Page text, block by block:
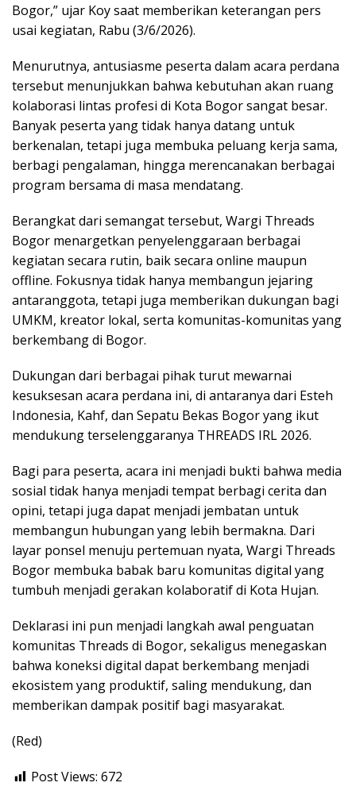
Bogor,” ujar Koy saat memberikan keterangan pers
usai kegiatan, Rabu (3/6/2026).
Menurutnya, antusiasme peserta dalam acara perdana
tersebut menunjukkan bahwa kebutuhan akan ruang
kolaborasi lintas profesi di Kota Bogor sangat besar.
Banyak peserta yang tidak hanya datang untuk
berkenalan, tetapi juga membuka peluang kerja sama,
berbagi pengalaman, hingga merencanakan berbagai
program bersama di masa mendatang.
Berangkat dari semangat tersebut, Wargi Threads
Bogor menargetkan penyelenggaraan berbagai
kegiatan secara rutin, baik secara online maupun
offline. Fokusnya tidak hanya membangun jejaring
antaranggota, tetapi juga memberikan dukungan bagi
UMKM, kreator lokal, serta komunitas-komunitas yang
berkembang di Bogor.
Dukungan dari berbagai pihak turut mewarnai
kesuksesan acara perdana ini, di antaranya dari Esteh
Indonesia, Kahf, dan Sepatu Bekas Bogor yang ikut
mendukung terselenggaranya THREADS IRL 2026.
Bagi para peserta, acara ini menjadi bukti bahwa media
sosial tidak hanya menjadi tempat berbagi cerita dan
opini, tetapi juga dapat menjadi jembatan untuk
membangun hubungan yang lebih bermakna. Dari
layar ponsel menuju pertemuan nyata, Wargi Threads
Bogor membuka babak baru komunitas digital yang
tumbuh menjadi gerakan kolaboratif di Kota Hujan.
Deklarasi ini pun menjadi langkah awal penguatan
komunitas Threads di Bogor, sekaligus menegaskan
bahwa koneksi digital dapat berkembang menjadi
ekosistem yang produktif, saling mendukung, dan
memberikan dampak positif bagi masyarakat.
(Red)
Post Views: 672